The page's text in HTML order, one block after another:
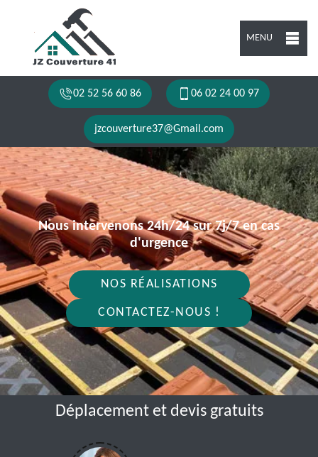
MENU
02 52 56 60 86 06 02 24 00 97
jzcouverture37@Gmail.com
Nous intervenons 24h/24 sur 7j/7 en cas
d'urgence
NOS RÉALISATIONS
CONTACTEZ-NOUS !
Déplacement et devis gratuits